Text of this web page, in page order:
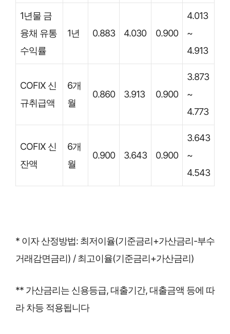
1년물 금
융채 유통
수익률
1년 0.883 4.030 0.900
4.013
~
4.913
COFIX 신
규취급액
6개
월
0.860 3.913 0.900
3.873
~
4.773
COFIX 신
잔액
6개
월
0.900 3.643 0.900
3.643
~
4.543
* 이자 산정방법: 최저이율(기준금리+가산금리-부수
거래감면금리) / 최고이율(기준금리+가산금리)
** 가산금리는 신용등급, 대출기간, 대출금액 등에 따
라 차등 적용됩니다